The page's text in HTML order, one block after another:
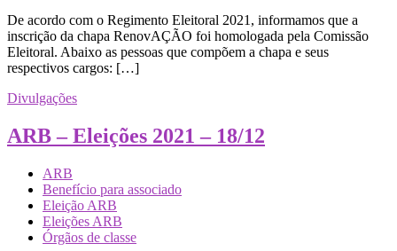
De acordo com o Regimento Eleitoral 2021, informamos que a
inscrição da chapa RenovAÇÃO foi homologada pela Comissão
Eleitoral. Abaixo as pessoas que compõem a chapa e seus
respectivos cargos: […]
Divulgações
ARB – Eleições 2021 – 18/12
ARB
Benefício para associado
Eleição ARB
Eleições ARB
Órgãos de classe